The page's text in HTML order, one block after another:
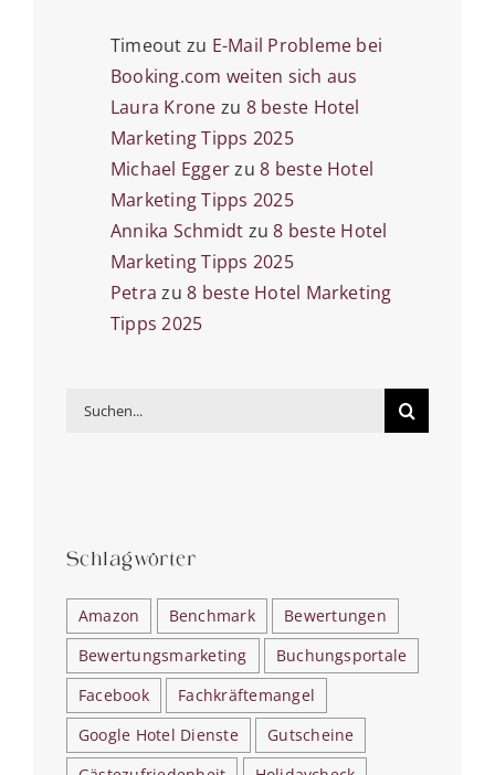
Timeout zu E-Mail Probleme bei
Booking.com weiten sich aus
Laura Krone zu 8 beste Hotel
Marketing Tipps 2025
Michael Eggerzu8 beste Hotel
Marketing Tipps 2025
Annika Schmidt zu8 beste Hotel
Marketing Tipps 2025
Petra zu8 beste Hotel Marketing
Tipps 2025
Suche
Schlagwörter
Amazon Benchmark
Bewertungen
Bewertungsmarketing
Buchungsportale
Facebook
Fachkräftemangel
Google Hotel Dienste
Gutscheine